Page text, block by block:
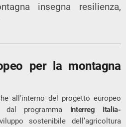
insegna resilienza,
per la montagna
all’interno del progetto europeo
dal programma Interreg Italia-
sostenibile dell’agricoltura